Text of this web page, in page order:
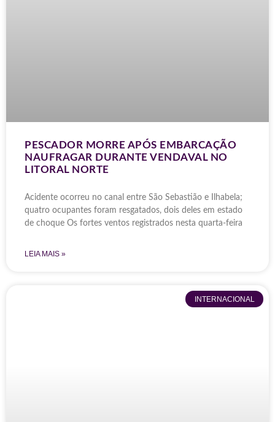
PESCADOR MORRE APÓS EMBARCAÇÃO
NAUFRAGAR DURANTE VENDAVAL NO
LITORAL NORTE
Acidente ocorreu no canal entre São Sebastião e Ilhabela;
quatro ocupantes foram resgatados, dois deles em estado
de choque Os fortes ventos registrados nesta quarta-feira
LEIA MAIS »
INTERNACIONAL